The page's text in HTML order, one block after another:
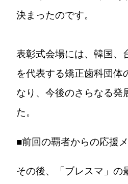
決まったのです。
表彰式会場には、韓国、
を代表する矯正歯科団体
なり、今後のさらなる発
た。
■前回の覇者からの応援
その後、「ブレスマ」の